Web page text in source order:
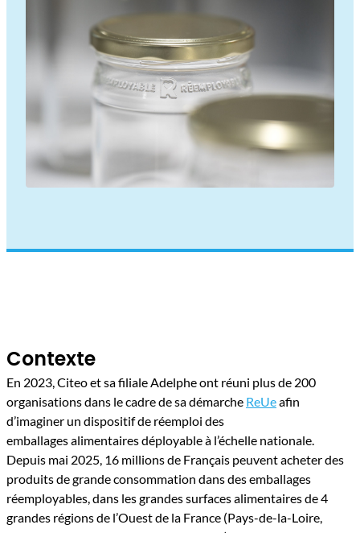
Contexte
En 2023, Citeo et sa filiale Adelphe ont réuni plus de 200
organisations dans le cadre de sa démarche ReUeafin
d’imaginer un dispositif de réemploi des
emballages alimentaires déployable à l’échelle nationale.
Depuis mai 2025, 16 millions de Français peuvent acheter des
produits de grande consommation dans des emballages
réemployables, dans les grandes surfaces alimentaires de 4
grandes régions de l’Ouest de la France (Pays-de-la-Loire,